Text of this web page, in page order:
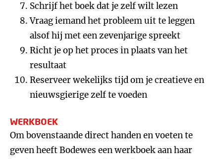
Schrijf het boek dat je zelf wilt lezen
Vraag iemand het probleem uit te leggen
alsof hij met een zevenjarige spreekt
Richt je op het proces in plaats van het
resultaat
Reserveer wekelijks tijd om je creatieve en
nieuwsgierige zelf te voeden
WERKBOEK
Om bovenstaande direct handen en voeten te
geven heeft Bodewes een werkboek aan haar